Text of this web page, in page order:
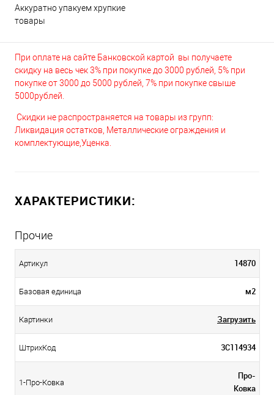
Аккуратно упакуем хрупкие
товары
При оплате на сайте Банковской картой вы получаете
скидку на весь чек 3% при покупке до 3000 рублей, 5% при
покупке от 3000 до 5000 рублей, 7% при покупке свыше
5000рублей.
Скидки не распространяется на товары из групп:
Ликвидация остатков, Металлические ограждения и
комплектующие,Уценка.
ХАРАКТЕРИСТИКИ:
Прочие
Артикул 14870
Базовая единица м2
Картинки Загрузить
ШтрихКод 3С114934
1-Про-Ковка
Про-
Ковка